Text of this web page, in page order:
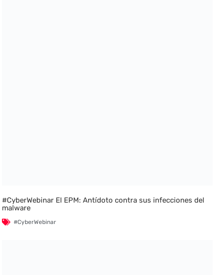
#CyberWebinar El EPM: Antídoto contra sus infecciones del
malware
#CyberWebinar